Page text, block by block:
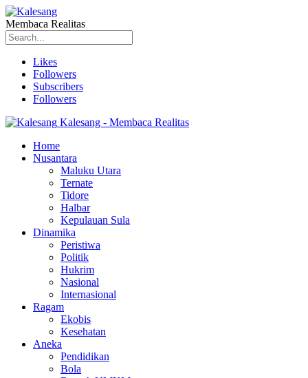
Membaca Realitas
Likes
Followers
Subscribers
Followers
Kalesang - Membaca Realitas
Home
Nusantara
Maluku Utara
Ternate
Tidore
Halbar
Kepulauan Sula
Dinamika
Peristiwa
Politik
Hukrim
Nasional
Internasional
Ragam
Ekobis
Kesehatan
Aneka
Pendidikan
Bola